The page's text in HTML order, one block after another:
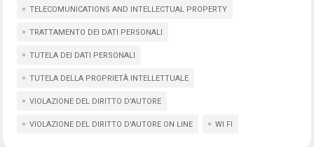
TELECOMUNICATIONS AND INTELLECTUAL PROPERTY
TRATTAMENTO DEI DATI PERSONALI
TUTELA DEI DATI PERSONALI
TUTELA DELLA PROPRIETÀ INTELLETTUALE
VIOLAZIONE DEL DIRITTO D'AUTORE
VIOLAZIONE DEL DIRITTO D'AUTORE ON LINE WI FI